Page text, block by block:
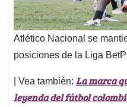
Atlético Nacional se
posiciones de la Liga
| Vea también: La marca
leyenda del fútbol